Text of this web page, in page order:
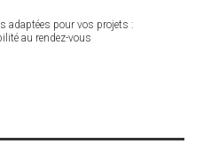
adaptées pour vos projets :
au rendez-vous